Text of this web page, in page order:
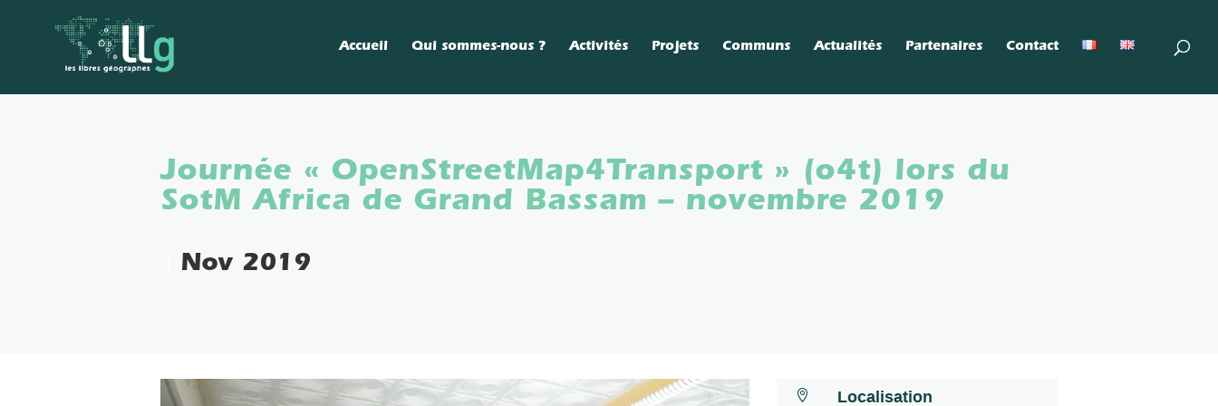
Accueil Qui sommes-nous ? Activités Projets Communs Actualités Partenaires Contact
Journée « OpenStreetMap4Transport » (o4t) lors du
SotM Africa de Grand Bassam – novembre 2019
Nov 2019
 Localisation